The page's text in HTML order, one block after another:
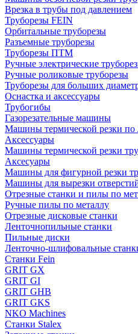
Врезка в трубы под давлением
Труборезы FEIN
Орбитальные труборезы
Разъемные труборезы
Труборезы ПТМ
Ручные электрические
Ручные роликовые труборезы
Труборезы для больших
Оснастка и аксессуары
Трубогибы
Газорезательные машины
Машины термической резки по
Аксессуары
Машины термической резки
Аксесуары
Машины для фигурной резки
Машины для вырезки
Отрезные станки и пилы по
Ручные пилы по металлу
Отрезные дисковые станки
Ленточнопильные станки
Пильные диски
Ленточно-шлифовальные
Станки Fein
GRIT GX
GRIT GI
GRIT GHB
GRIT GKS
NKO Machines
Станки Stalex